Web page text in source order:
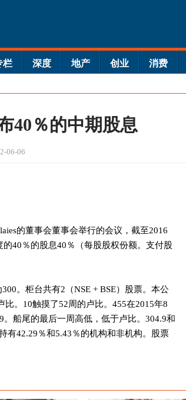
栏 深度 地产 创业 消费
40％的中期股息
06-06
的董事会董事会举行的会议，截至2016
40％的股息40％（每股股权份额。支付股
。柜台共有2（NSE + BSE）股票。本公
。10触摸了52周的卢比。455在2015年8
。船尾的最后一周高低，低于卢比。304.9和
有42.29％和5.43％的机构和非机构。股票